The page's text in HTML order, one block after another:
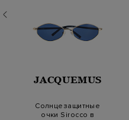
JACQUEMUS
Солнцезащитные
очки Sirocco в